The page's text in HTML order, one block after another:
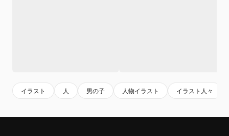
イラスト 人 男の子 人物イラスト イラスト人々